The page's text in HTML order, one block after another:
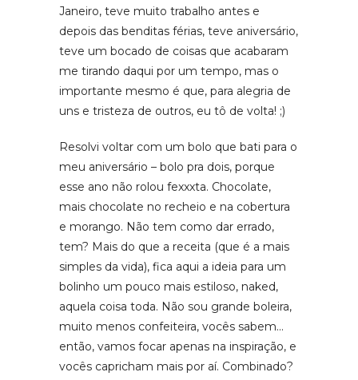
Janeiro, teve muito trabalho antes e
depois das benditas férias, teve aniversário,
teve um bocado de coisas que acabaram
me tirando daqui por um tempo, mas o
importante mesmo é que, para alegria de
uns e tristeza de outros, eu tô de volta! ;)
Resolvi voltar com um bolo que bati para o
meu aniversário – bolo pra dois, porque
esse ano não rolou fexxxta. Chocolate,
mais chocolate no recheio e na cobertura
e morango. Não tem como dar errado,
tem? Mais do que a receita (que é a mais
simples da vida), fica aqui a ideia para um
bolinho um pouco mais estiloso, naked,
aquela coisa toda. Não sou grande boleira,
muito menos confeiteira, vocês sabem…
então, vamos focar apenas na inspiração, e
vocês capricham mais por aí. Combinado?